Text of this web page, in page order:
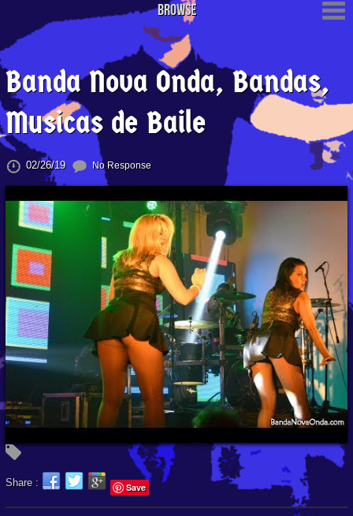
Browse
Banda Nova Onda, Bandas,
Musicas de Baile
02/26/19 No Response
Share : Save